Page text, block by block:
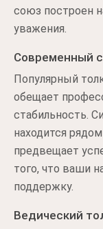
союз построен
уважения.
Современный
Популярный
обещает
стабильность.
находится
предвещает
того, что ваши
поддержку.
Ведический